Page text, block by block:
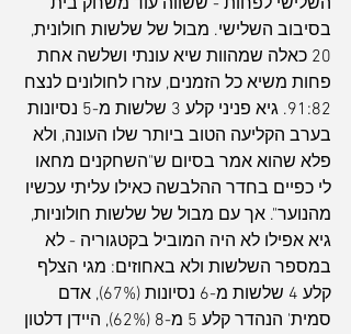
השלישי לפחות - ששווה עוד משחק בית
בסיבוב השלישי. מבול של שלשות חולונית,
20 כאלה שמהוות שיא עונתי ושלשה אחת
פחות משיא כל הזמנים, עזרו לחולונים לנצח
91:82. גיא פניני קלע 3 שלשות מ-5 נסיונות
בערב הקליעה הטוב ביותר שלו העונה, ולא
פלא שהוא אמר בסיום ש"השחקנים מחאו
לי כפיים בחדר ההלבשה כאילו עליתי עכשיו
מהנוער". אך עם מבול של שלשות חולוניות,
גיא אפילו לא היה המוביל בקטגוריה - לא
במספר השלשות ולא באחוזים: מגי הצלף
קלע 4 שלשות מ-6 נסיונות (67%), אדם
סמית' הנהדר קלע 5 מ-8 (62%), היידן דלטון